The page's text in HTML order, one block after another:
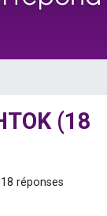
et le Birkat
(18
réponses